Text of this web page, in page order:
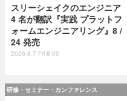
スリーシェイクのエンジニア
4 名が翻訳『実践 プラットフ
ォームエンジニアリング』8 /
24 発売
2026.8.7 Fri 8:00
研修・セミナー・カンファレンス